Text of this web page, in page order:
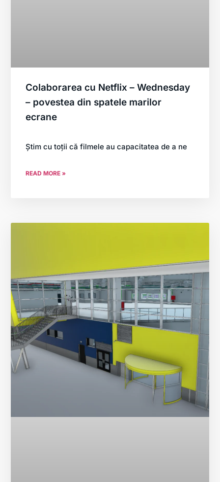
Colaborarea cu Netflix – Wednesday
– povestea din spatele marilor
ecrane
Știm cu toții că filmele au capacitatea de a ne
READ MORE »